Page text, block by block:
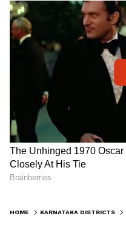
HOME KARNATAKA DISTRICTS